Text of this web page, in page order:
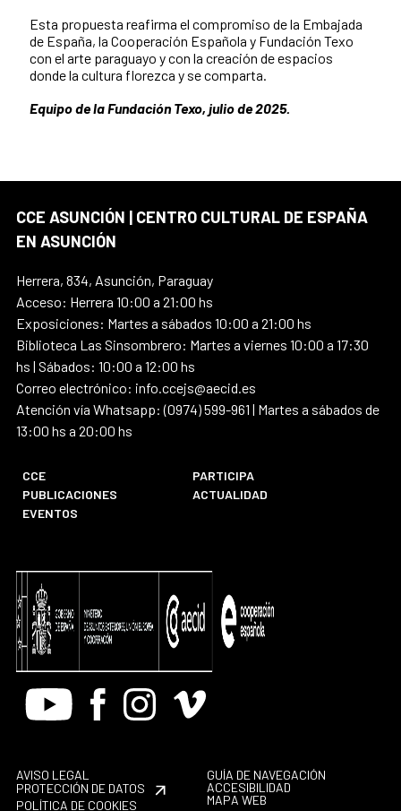
Esta propuesta reafirma el compromiso de la Embajada
de España, la Cooperación Española y Fundación Texo
con el arte paraguayo y con la creación de espacios
donde la cultura florezca y se comparta.
Equipo de la Fundación Texo, julio de 2025.
CCE ASUNCIÓN | CENTRO CULTURAL DE ESPAÑA
EN ASUNCIÓN
Herrera, 834, Asunción, Paraguay
Acceso: Herrera 10:00 a 21:00 hs
Exposiciones: Martes a sábados 10:00 a 21:00 hs
Biblioteca Las Sinsombrero: Martes a viernes 10:00 a 17:30
hs | Sábados: 10:00 a 12:00 hs
Correo electrónico: info.ccejs@aecid.es
Atención vía Whatsapp: (0974) 599-961 | Martes a sábados de
13:00 hs a 20:00 hs
CCE
PARTICIPA
PUBLICACIONES
ACTUALIDAD
EVENTOS
Youtube FacebookInstagram
Vimeo
AVISO LEGAL
PROTECCIÓN DE DATOS
POLÍTICA DE COOKIES
GUÍA DE NAVEGACIÓN
ACCESIBILIDAD
MAPA WEB